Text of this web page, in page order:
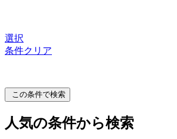
選択
条件クリア
この条件で検索
人気の条件から検索